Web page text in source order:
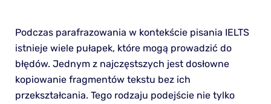
Podczas parafrazowania w kontekście pisania IELTS
istnieje wiele pułapek, które mogą prowadzić do
błędów. Jednym z najczęstszych jest dosłowne
kopiowanie fragmentów tekstu bez ich
przekształcania. Tego rodzaju podejście nie tylko